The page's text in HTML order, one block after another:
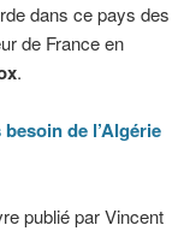
dans ce pays des
de France en
.
de l’Algérie
publié par Vincent